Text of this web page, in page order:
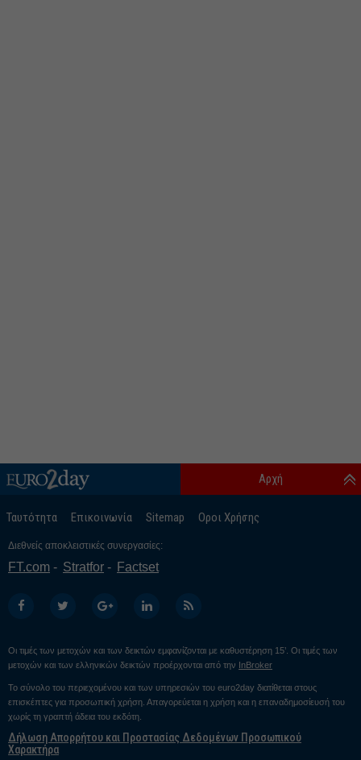
Ταυτότητα Επικοινωνία Sitemap Οροι Χρήσης
Αρχή
Διεθνείς αποκλειστικές συνεργασίες:
FT.com Stratfor Factset
Οι τιμές των μετοχών και των δεικτών εμφανίζονται με καθυστέρηση 15’. Οι τιμές των
μετοχών και των ελληνικών δεικτών προέρχονται από την InBroker
Το σύνολο του περιεχομένου και των υπηρεσιών του euro2day διατίθεται στους
επισκέπτες για προσωπική χρήση. Απαγορεύεται η χρήση και η επαναδημοσίευσή του
χωρίς τη γραπτή άδεια του εκδότη.
Δήλωση Απορρήτου και Προστασίας Δεδομένων Προσωπικού
Χαρακτήρα